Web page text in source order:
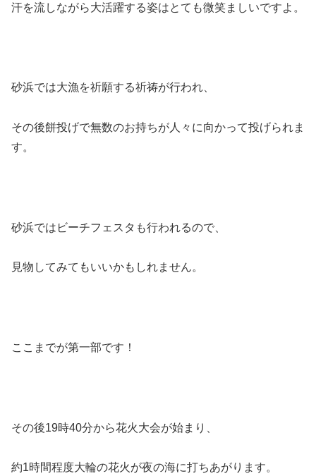
汗を流しながら大活躍する姿はとても微笑ましいですよ。
砂浜では大漁を祈願する祈祷が行われ、
その後餅投げで無数のお持ちが人々に向かって投げられま
す。
砂浜ではビーチフェスタも行われるので、
見物してみてもいいかもしれません。
ここまでが第一部です！
その後19時40分から花火大会が始まり、
約1時間程度大輪の花火が夜の海に打ちあがります。